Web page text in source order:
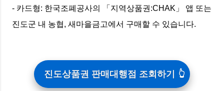
- 카드형: 한국조폐공사의 「지역상품권:CHAK」 앱 또는
진도군 내 농협, 새마을금고에서 구매할 수 있습니다.
진도상품권 판매대행점 조회하기